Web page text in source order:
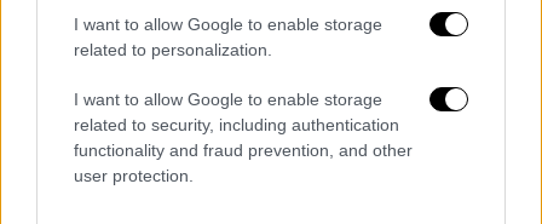
I want to allow Google to enable storage
related to personalization.
I want to allow Google to enable storage
related to security, including authentication
functionality and fraud prevention, and other
user protection.
εκταμιευτεί παράλληλα με την πρόοδο των
έργων.
Εγγυητής του δανείου της ΕΤΕπ είναι η
Τράπεζα Εξαγωγών - Εισαγωγών της Κίνας
(CEXIM). Η σχετική σύμβαση εγγύησης